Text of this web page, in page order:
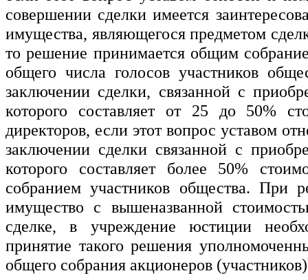
совершении сделки имеется
имущества, являющегося предметом
то решение принимается общим
общего числа голосов участников
заключении сделки, связанной с
которого составляет от 25 до 50%
директоров, если этот вопрос уставом
заключении сделки связанной с
которого составляет более 50%
собранием участников общества. При
имущество с вышеназванной
сделке, в учреждение юстиции
принятие такого решения
общего собрания акционеров